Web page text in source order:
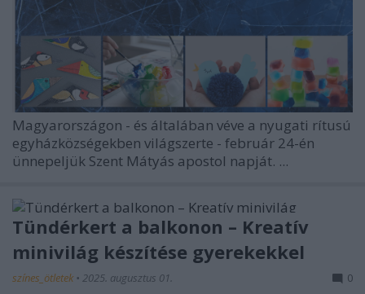
Magyarországon - és általában véve a nyugati rítusú
egyházközségekben világszerte - február 24-én
ünnepeljük Szent Mátyás apostol napját. ...
Tündérkert a balkonon – Kreatív
minivilág készítése gyerekekkel
színes_ötletek • 2025. augusztus 01. 0